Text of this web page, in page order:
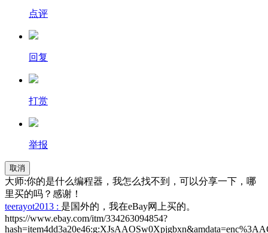
点评
回复
打赏
举报
取消
大师:你的是什么编程器，我怎么找不到，可以分享一下，哪
里买的吗？感谢！
teerayot2013 : 是国外的，我在eBay网上买的。
https://www.ebay.com/itm/334263094854?